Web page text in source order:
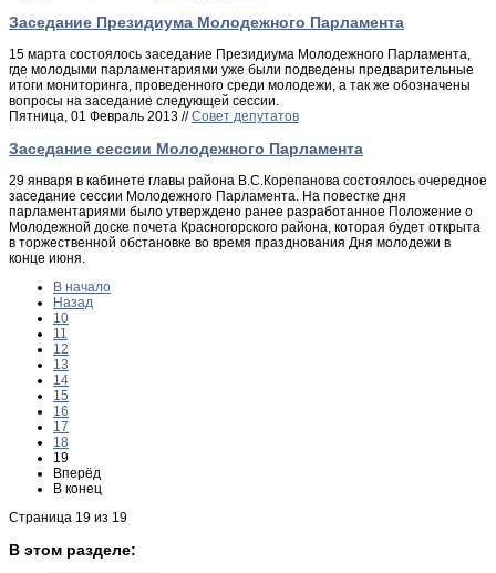
Заседание Президиума Молодежного Парламента
15 марта состоялось заседание Президиума Молодежного Парламента,
где молодыми парламентариями уже были подведены предварительные
итоги мониторинга, проведенного среди молодежи, а так же обозначены
вопросы на заседание следующей сессии.
Пятница, 01 Февраль 2013 //Совет депутатов
Заседание сессии Молодежного Парламента
29 января в кабинете главы района В.С.Корепанова состоялось очередное
заседание сессии Молодежного Парламента. На повестке дня
парламентариями было утверждено ранее разработанное Положение о
Молодежной доске почета Красногорского района, которая будет открыта
в торжественной обстановке во время празднования Дня молодежи в
конце июня.
В начало
Назад
10
11
12
13
14
15
16
17
18
19
Вперёд
В конец
Страница 19 из 19
В этом разделе: